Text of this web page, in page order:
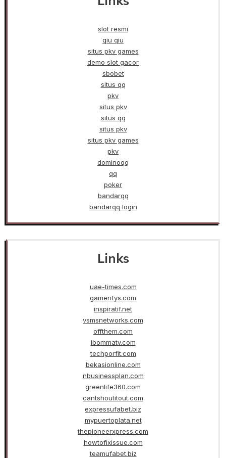
slot resmi
qiu qiu
situs pkv games
demo slot gacor
sbobet
situs qq
pkv
situs pkv
situs qq
situs pkv
situs pkv games
pkv
dominoqq
qq
poker
bandarqq
bandarqq login
Links
uae-times.com
gamerifys.com
inspiratif.net
vsmsnetworks.com
offthem.com
ibommatv.com
techporfit.com
bekasionline.com
nbusinessplan.com
greenlife360.com
cantshoutitout.com
expressufabet.biz
mypuertoplata.net
thepioneerxpress.com
howtofixissue.com
teamufabet.biz